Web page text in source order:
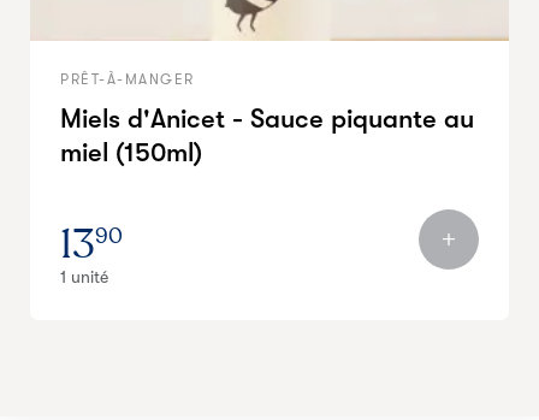
PRÊT-À-MANGER
Miels d'Anicet - Sauce piquante au
miel (150ml)
1390
1 unité